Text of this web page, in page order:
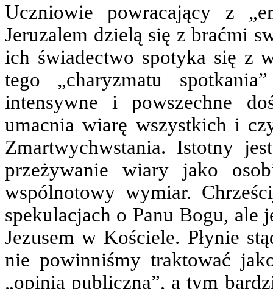
Uczniowie powracający z
Jeruzalem dzielą się z braćmi
ich świadectwo spotyka się z
tego „charyzmatu
intensywne i powszechne
umacnia wiarę wszystkich i
Zmartwychwstania. Istotny
przeżywanie wiary jako
wspólnotowy wymiar.
spekulacjach o Panu Bogu,
Jezusem w Kościele. Płynie
nie powinniśmy traktować
„opinią publiczną”, a tym